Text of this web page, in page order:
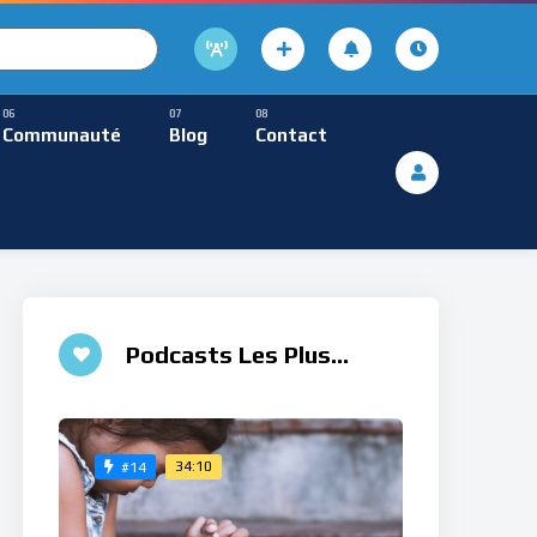
Lecture
Communauté Blog Contact
Méditative
Podcasts Les Plus
#14 34:10